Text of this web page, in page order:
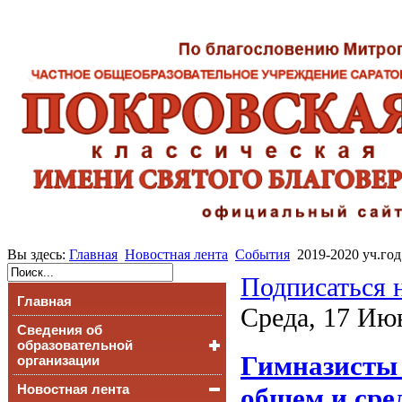
Вы здесь: Главная Новостная лента События 2019-2020 уч.год
Главная
Сведения об
образовательной
организации
Основные сведения
Новостная лента
Подписаться
Среда, 17
Гимназисты